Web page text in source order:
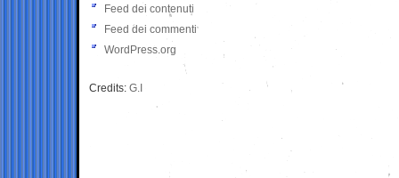
Feed dei contenuti
Feed dei commenti
WordPress.org
Credits: G.I